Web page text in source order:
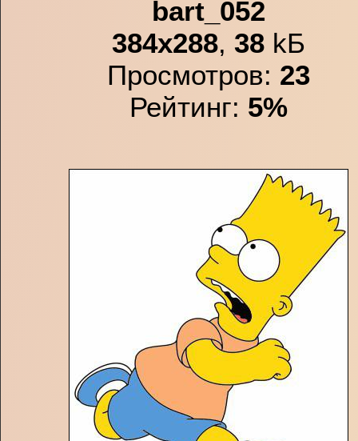
bart_052
384x288, 38 kБ
Просмотров: 23
Рейтинг: 5%